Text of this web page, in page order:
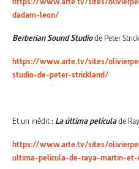
dadam-leon/
Berberian Sound Studiode Peter
https://www.arte.tv/sites/
studio-de-peter-strickland/
Et un inédit : La última películade
https://www.arte.tv/sites/
ultima-pelicula-de-raya-martin-et-